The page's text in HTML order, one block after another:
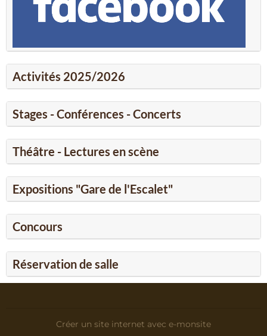
Activités 2025/2026
Stages - Conférences - Concerts
Théâtre - Lectures en scène
Expositions "Gare de l'Escalet"
Concours
Réservation de salle
Créer un site internet avec e-monsite